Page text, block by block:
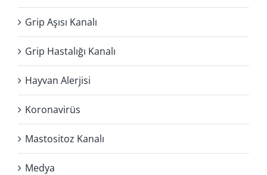
Grip Aşısı Kanalı
Grip Hastalığı Kanalı
Hayvan Alerjisi
Koronavirüs
Mastositoz Kanalı
Medya